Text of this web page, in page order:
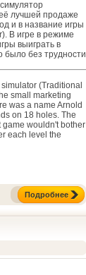
лучшей продаже
и в название игры
В игре в режиме
выиграть в
было без трудности
(Traditional
small marketing
was a name Arnold
on 18 holes. The
game wouldn't bother
each level the
Подробнее